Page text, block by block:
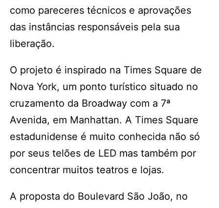
como pareceres técnicos e aprovações
das instâncias responsáveis pela sua
liberação.
O projeto é inspirado na Times Square de
Nova York, um ponto turístico situado no
cruzamento da Broadway com a 7ª
Avenida, em Manhattan. A Times Square
estadunidense é muito conhecida não só
por seus telões de LED mas também por
concentrar muitos teatros e lojas.
A proposta do Boulevard São João, no